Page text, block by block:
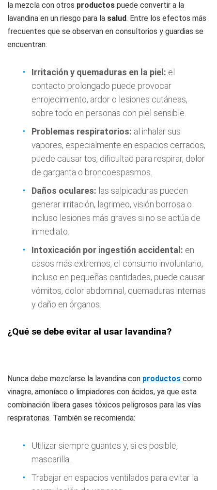
la mezcla con otros productos puede convertir a la
lavandina en un riesgo para la salud. Entre los efectos más
frecuentes que se observan en consultorios y guardias se
encuentran:
Irritación y quemaduras en la piel: el
contacto prolongado puede provocar
enrojecimiento, ardor o lesiones cutáneas,
sobre todo en personas con piel sensible.
Problemas respiratorios: al inhalar sus
vapores, especialmente en espacios cerrados,
puede causar tos, dificultad para respirar, dolor
de garganta o broncoespasmos.
Daños oculares: las salpicaduras pueden
generar irritación, lagrimeo, visión borrosa o
incluso lesiones más graves si no se actúa de
inmediato.
Intoxicación por ingestión accidental: en
casos más extremos, el consumo involuntario,
incluso en pequeñas cantidades, puede causar
vómitos, dolor abdominal, quemaduras internas
y daño en órganos.
¿Qué se debe evitar al usar lavandina?
Nunca debe mezclarse la lavandina con productos como
vinagre, amoníaco o limpiadores con ácidos, ya que esta
combinación libera gases tóxicos peligrosos para las vías
respiratorias. También se recomienda:
Utilizar siempre guantes y, si es posible,
mascarilla.
Trabajar en espacios ventilados para evitar la